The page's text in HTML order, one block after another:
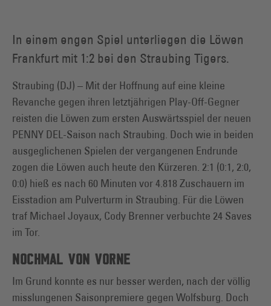
In einem engen Spiel unterliegen die Löwen
Frankfurt mit 1:2 bei den Straubing Tigers.
Straubing (DJ) – Mit der Hoffnung auf eine kleine
Revanche gegen ihren letztjährigen Play-Off-Gegner
reisten die Löwen zum ersten Auswärtsspiel der neuen
PENNY DEL-Saison nach Straubing. Doch wie in beiden
ausgeglichenen Spielen der vergangenen Endrunde
zogen die Löwen auch heute den Kürzeren. 2:1 (0:1, 2:0,
0:0) hieß es nach 60 Minuten vor 4.818 Zuschauern im
Eisstadion am Pulverturm in Straubing. Für die Löwen
traf Michael Joyaux, Cody Brenner verbuchte 24 Saves
im Tor.
NOCHMAL VON VORNE
Im Grund konnte es nur besser werden, nach der völlig
misslungenen Saisonpremiere gegen Wolfsburg. Doch